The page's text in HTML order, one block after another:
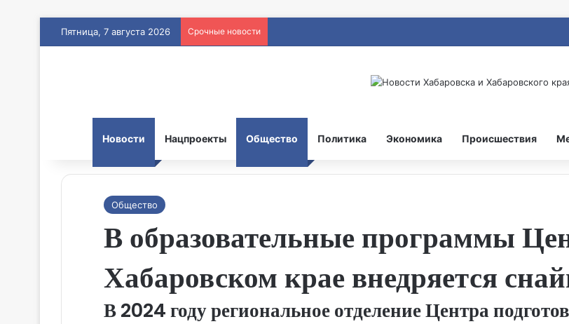
Пятница, 7 августа 2026 Срочные новости
Новости Нацпроекты Общество Политика Экономика Происшествия
Общество
В образовательные программы
Хабаровском крае внедряется
В 2024 году региональное отделение Центра